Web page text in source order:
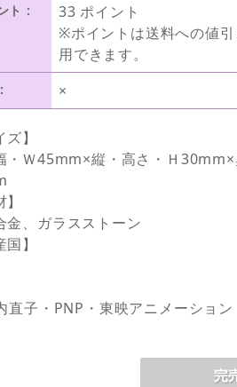
ト :
33 ポイント
※ポイントは送料への値
用できます。
×
ズ】
・Ｗ45mm×縦・高さ・Ｈ30mm×
金、ガラスストーン
国】
直子・PNP・東映アニメーション